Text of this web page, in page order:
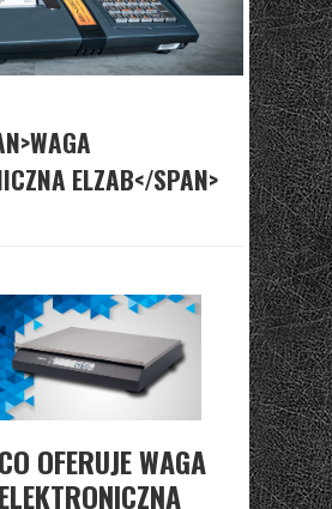
ELZAB</SPAN>
CO OFERUJE WAGA
ELEKTRONICZNA